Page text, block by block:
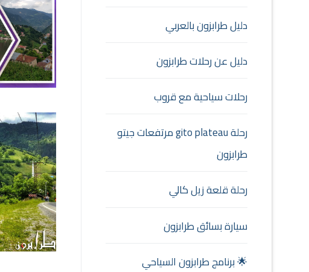
دليل طرابزون بالعربي
دليل عن رحلات طرابزون
رحلات سياحية مع قروب
رحلة gito plateau مرتفعات جيتو
طرابزون
رحلة قلعة زيل كالي
سيارة بسائق طرابزون
🌟 برنامج طرابزون السياحي